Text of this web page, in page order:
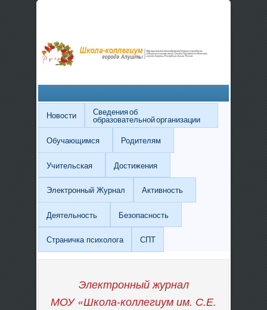
Новости Сведения об
образовательной организации
Обучающимся
Родителям
Учительская Достижения
Электронный Журнал Активность
Деятельность Безопасность
Страничка психолога СПТ
Электронный журнал
МОУ «Школа-коллегиум им. С.Е.